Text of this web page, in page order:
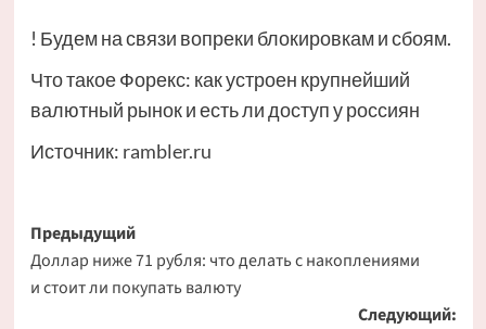
! Будем на связи вопреки блокировкам и сбоям.
Что такое Форекс: как устроен крупнейший
валютный рынок и есть ли доступ у россиян
Источник: rambler.ru
Навигация
записи
Предыдущий
Доллар ниже 71 рубля: что делать с накоплениями
и стоит ли покупать валюту
Следующий: